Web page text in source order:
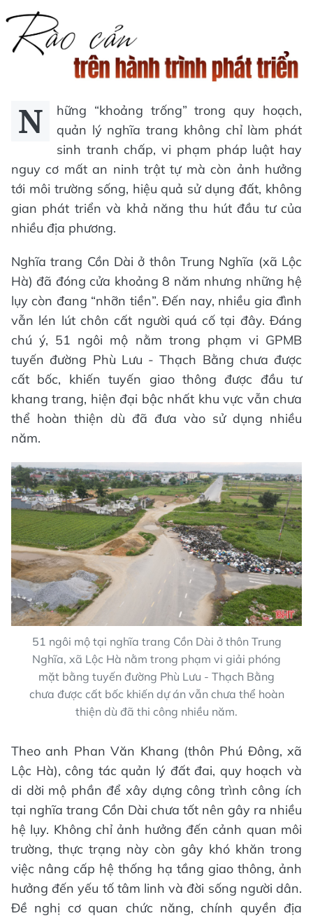
N
hững “khoảng trống” trong quy hoạch,
quản lý nghĩa trang không chỉ làm phát
sinh tranh chấp, vi phạm pháp luật hay
nguy cơ mất an ninh trật tự mà còn ảnh hưởng
tới môi trường sống, hiệu quả sử dụng đất, không
gian phát triển và khả năng thu hút đầu tư của
nhiều địa phương.
Nghĩa trang Cồn Dài ở thôn Trung Nghĩa (xã Lộc
Hà) đã đóng cửa khoảng 8 năm nhưng những hệ
lụy còn đang “nhỡn tiền”. Đến nay, nhiều gia đình
vẫn lén lút chôn cất người quá cố tại đây. Đáng
chú ý, 51 ngôi mộ nằm trong phạm vi GPMB
tuyến đường Phù Lưu - Thạch Bằng chưa được
cất bốc, khiến tuyến giao thông được đầu tư
khang trang, hiện đại bậc nhất khu vực vẫn chưa
thể hoàn thiện dù đã đưa vào sử dụng nhiều
năm.
51 ngôi mộ tại nghĩa trang Cồn Dài ở thôn Trung
Nghĩa, xã Lộc Hà nằm trong phạm vi giải phóng
mặt bằng tuyến đường Phù Lưu - Thạch Bằng
chưa được cất bốc khiến dự án vẫn chưa thể hoàn
thiện dù đã thi công nhiều năm.
Theo anh Phan Văn Khang (thôn Phú Đông, xã
Lộc Hà), công tác quản lý đất đai, quy hoạch và
di dời mộ phần để xây dựng công trình công ích
tại nghĩa trang Cồn Dài chưa tốt nên gây ra nhiều
hệ lụy. Không chỉ ảnh hưởng đến cảnh quan môi
trường, thực trạng này còn gây khó khăn trong
việc nâng cấp hệ thống hạ tầng giao thông, ảnh
hưởng đến yếu tố tâm linh và đời sống người dân.
Đề nghị cơ quan chức năng, chính quyền địa